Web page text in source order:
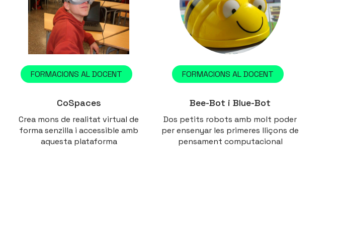
FORMACIONS AL DOCENT
CoSpaces
Crea mons de realitat virtual de
forma senzilla i accessible amb
aquesta plataforma
FORMACIONS AL DOCENT
Bee-Bot i Blue-Bot
Dos petits robots amb molt poder
per ensenyar les primeres lliçons de
pensament computacional